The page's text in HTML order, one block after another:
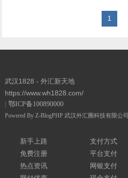
1
武汉1828 - 外汇新天地
https://www.wh1828.com/
鄂ICP备100890000
Powered By Z-BlogPHP 武汉外汇圈科技有限公司
新手上路
免费注册
热点资讯
支付方式
平台支付
网银支付